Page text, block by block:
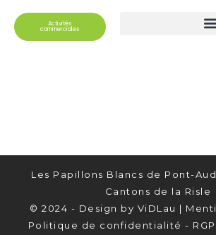
Activités
commerciales
Les Papillons Blancs de Pont-
Cantons de la Risle
© 2024 - Design by ViDLau |
Politique de confidentialité -